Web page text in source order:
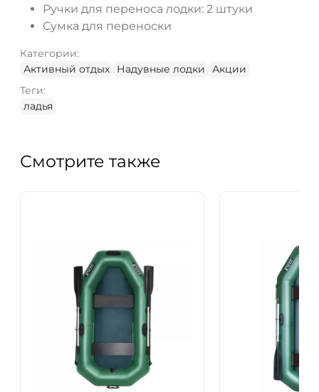
Ручки для переноса лодки: 2 штуки
Сумка для переноски
Категории:
Активный отдых
Надувные лодки
Акции
Теги:
ладья
Смотрите также